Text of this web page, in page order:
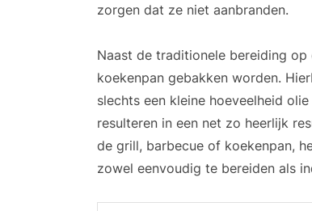
zorgen dat ze niet aanbranden.
Naast de traditionele bereiding
koekenpan gebakken worden.
slechts een kleine hoeveelheid
resulteren in een net zo heerlijk
de grill, barbecue of koekenpan,
zowel eenvoudig te bereiden als